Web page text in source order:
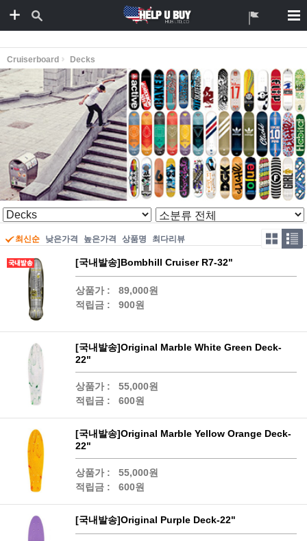
Cruiserboard Decks
최신순 낮은가격 높은가격 상품명 최다리뷰
[국내발송]Bombhill Cruiser R7-32"
상품가 :
89,000원
적립금 :
900원
[국내발송]Original Marble White Green Deck-
22"
상품가 :
55,000원
적립금 :
600원
[국내발송]Original Marble Yellow Orange Deck-
22"
상품가 :
55,000원
적립금 :
600원
[국내발송]Original Purple Deck-22"